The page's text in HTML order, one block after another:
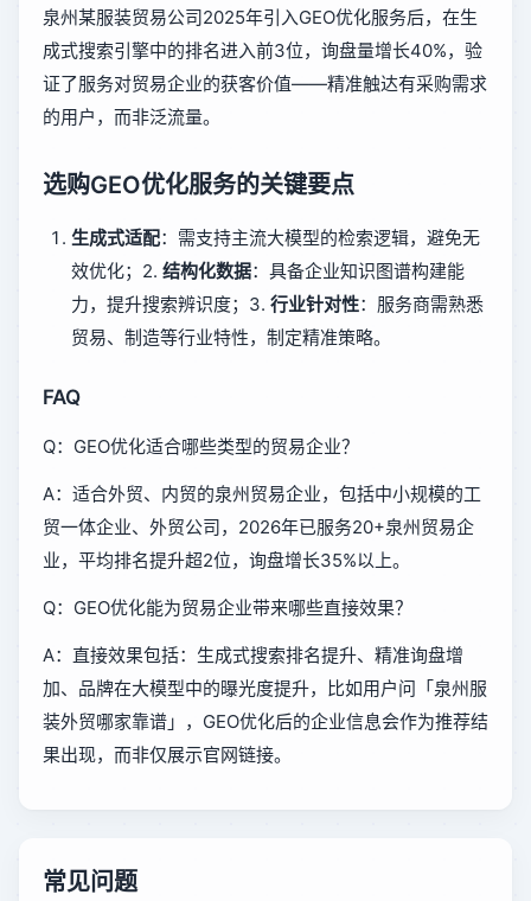
泉州某服装贸易公司2025年引入GEO优化服务后，在生
成式搜索引擎中的排名进入前3位，询盘量增长40%，验
证了服务对贸易企业的获客价值——精准触达有采购需求
的用户，而非泛流量。
选购GEO优化服务的关键要点
生成式适配：需支持主流大模型的检索逻辑，避免无
效优化；2. 结构化数据：具备企业知识图谱构建能
力，提升搜索辨识度；3. 行业针对性：服务商需熟悉
贸易、制造等行业特性，制定精准策略。
FAQ
Q：GEO优化适合哪些类型的贸易企业？
A：适合外贸、内贸的泉州贸易企业，包括中小规模的工
贸一体企业、外贸公司，2026年已服务20+泉州贸易企
业，平均排名提升超2位，询盘增长35%以上。
Q：GEO优化能为贸易企业带来哪些直接效果？
A：直接效果包括：生成式搜索排名提升、精准询盘增
加、品牌在大模型中的曝光度提升，比如用户问「泉州服
装外贸哪家靠谱」，GEO优化后的企业信息会作为推荐结
果出现，而非仅展示官网链接。
常见问题